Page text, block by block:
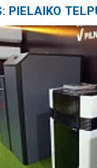
PIELAIKO